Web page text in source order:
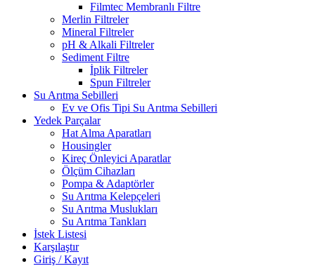
Filmtec Membranlı Filtre
Merlin Filtreler
Mineral Filtreler
pH & Alkali Filtreler
Sediment Filtre
İplik Filtreler
Spun Filtreler
Su Arıtma Sebilleri
Ev ve Ofis Tipi Su Arıtma Sebilleri
Yedek Parçalar
Hat Alma Aparatları
Housingler
Kireç Önleyici Aparatlar
Ölçüm Cihazları
Pompa & Adaptörler
Su Arıtma Kelepçeleri
Su Arıtma Muslukları
Su Arıtma Tankları
İstek Listesi
Karşılaştır
Giriş / Kayıt